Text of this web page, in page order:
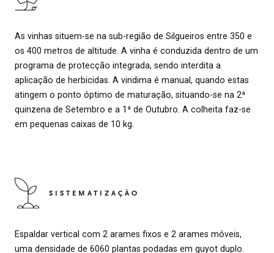
As vinhas situem-se na sub-região de Silgueiros entre 350 e
os 400 metros de altitude. A vinha é conduzida dentro de um
programa de protecção integrada, sendo interdita a
aplicação de herbicidas. A vindima é manual, quando estas
atingem o ponto óptimo de maturação, situando-se na 2ª
quinzena de Setembro e a 1ª de Outubro. A colheita faz-se
em pequenas caixas de 10 kg.
SISTEMATIZAÇÃO
Espaldar vertical com 2 arames fixos e 2 arames móveis,
uma densidade de 6060 plantas podadas em guyot duplo.